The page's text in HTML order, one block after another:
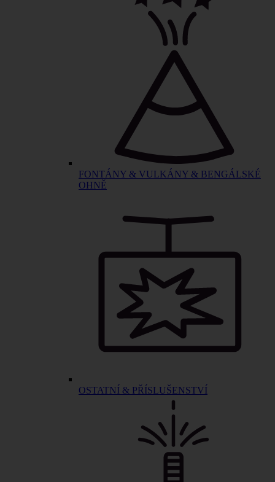
FONTÁNY & VULKÁNY & BENGÁLSKÉ
OHNĚ
OSTATNÍ & PŘÍSLUŠENSTVÍ